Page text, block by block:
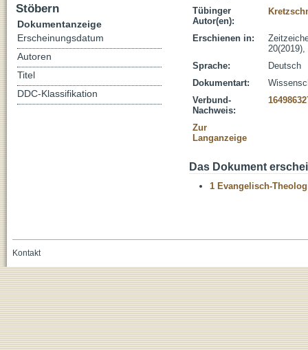
Tübinger
Autor(en):
Erschienen in:
Sprache:
Deutsch
Dokumentart:
Verbund-
Nachweis:
Zur
Langanzeige
Das Dokument
1 Evangelisch-
Stöbern
Dokumentanzeige
Erscheinungsdatum
Autoren
Titel
DDC-Klassifikation
Kontakt